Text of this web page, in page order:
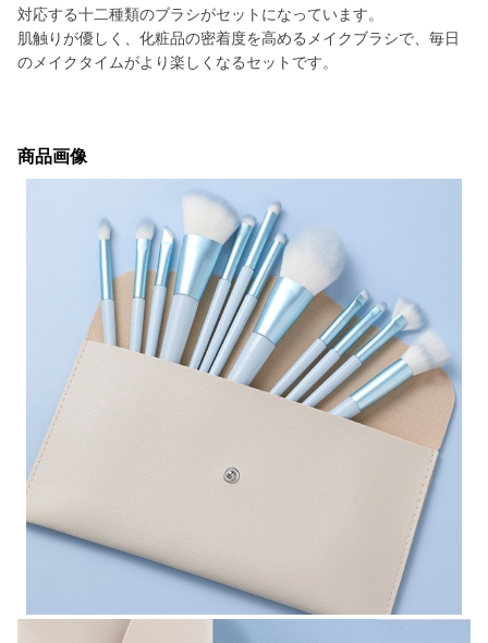
対応する十二種類のブラシがセットになっています。
肌触りが優しく、化粧品の密着度を高めるメイクブラシで、毎日
のメイクタイムがより楽しくなるセットです。
商品画像